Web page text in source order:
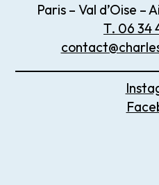
Paris – Val d’Oise –
T. 06 34